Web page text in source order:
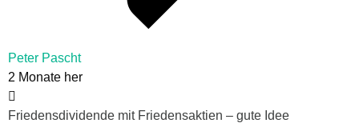
Peter Pascht
2 Monate her
Friedensdividende mit Friedensaktien – gute Idee